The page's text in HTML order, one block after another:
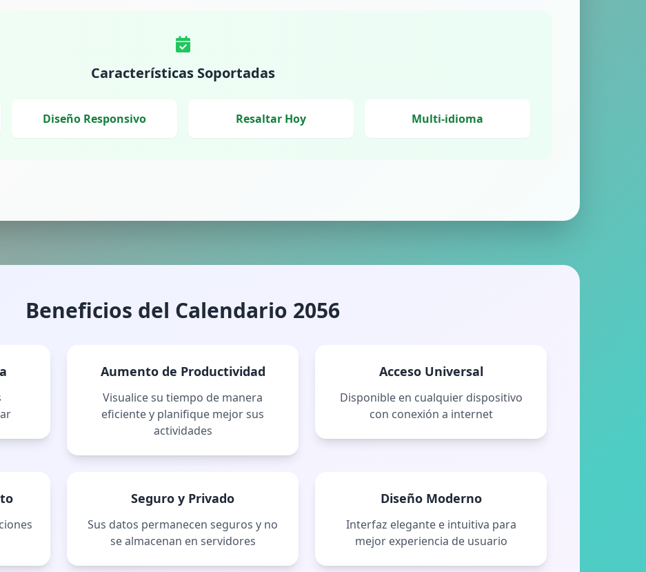
Características Soportadas
Diseño Responsivo Resaltar Hoy Multi-idioma
Beneficios del Calendario 2056
Aumento de Productividad
Visualice su tiempo de manera
eficiente y planifique mejor sus
actividades
Acceso Universal
Disponible en cualquier dispositivo
con conexión a internet
Seguro y Privado
Sus datos permanecen seguros y no
se almacenan en servidores
Diseño Moderno
Interfaz elegante e intuitiva para
mejor experiencia de usuario